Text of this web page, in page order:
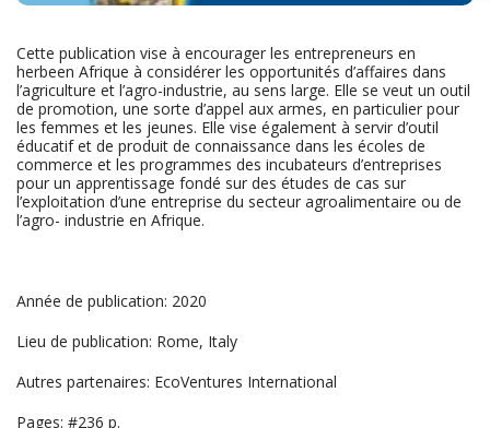
Cette publication vise à encourager les entrepreneurs en
herbeen Afrique à considérer les opportunités d’affaires dans
l’agriculture et l’agro-industrie, au sens large. Elle se veut un outil
de promotion, une sorte d’appel aux armes, en particulier pour
les femmes et les jeunes. Elle vise également à servir d’outil
éducatif et de produit de connaissance dans les écoles de
commerce et les programmes des incubateurs d’entreprises
pour un apprentissage fondé sur des études de cas sur
l’exploitation d’une entreprise du secteur agroalimentaire ou de
l’agro- industrie en Afrique.
Année de publication: 2020
Lieu de publication: Rome, Italy
Autres partenaires: EcoVentures International
Pages: #236 p.